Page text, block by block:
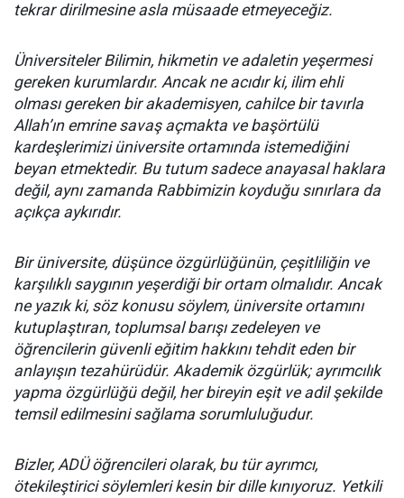
tekrar dirilmesine asla müsaade etmeyeceğiz.
Üniversiteler Bilimin, hikmetin ve adaletin yeşermesi
gereken kurumlardır. Ancak ne acıdır ki, ilim ehli
olması gereken bir akademisyen, cahilce bir tavırla
Allah’ın emrine savaş açmakta ve başörtülü
kardeşlerimizi üniversite ortamında istemediğini
beyan etmektedir. Bu tutum sadece anayasal haklara
değil, aynı zamanda Rabbimizin koyduğu sınırlara da
açıkça aykırıdır.
Bir üniversite, düşünce özgürlüğünün, çeşitliliğin ve
karşılıklı saygının yeşerdiği bir ortam olmalıdır. Ancak
ne yazık ki, söz konusu söylem, üniversite ortamını
kutuplaştıran, toplumsal barışı zedeleyen ve
öğrencilerin güvenli eğitim hakkını tehdit eden bir
anlayışın tezahürüdür. Akademik özgürlük; ayrımcılık
yapma özgürlüğü değil, her bireyin eşit ve adil şekilde
temsil edilmesini sağlama sorumluluğudur.
Bizler, ADÜ öğrencileri olarak, bu tür ayrımcı,
ötekileştirici söylemleri kesin bir dille kınıyoruz. Yetkili